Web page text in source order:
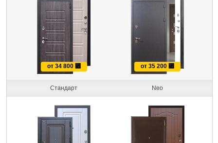
от 34 800 ⃏
Стандарт
от 35 200 ⃏
Neo